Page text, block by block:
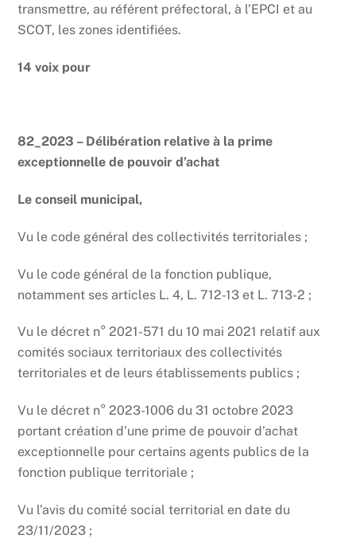
transmettre, au référent préfectoral, à l’EPCI et au
SCOT, les zones identifiées.
14 voix pour
82_2023 – Délibération relative à la prime
exceptionnelle de pouvoir d’achat
Le conseil municipal,
Vu le code général des collectivités territoriales ;
Vu le code général de la fonction publique,
notamment ses articles L. 4, L. 712-13 et L. 713-2 ;
Vu le décret n° 2021-571 du 10 mai 2021 relatif aux
comités sociaux territoriaux des collectivités
territoriales et de leurs établissements publics ;
Vu le décret n° 2023-1006 du 31 octobre 2023
portant création d’une prime de pouvoir d’achat
exceptionnelle pour certains agents publics de la
fonction publique territoriale ;
Vu l’avis du comité social territorial en date du
23/11/2023 ;